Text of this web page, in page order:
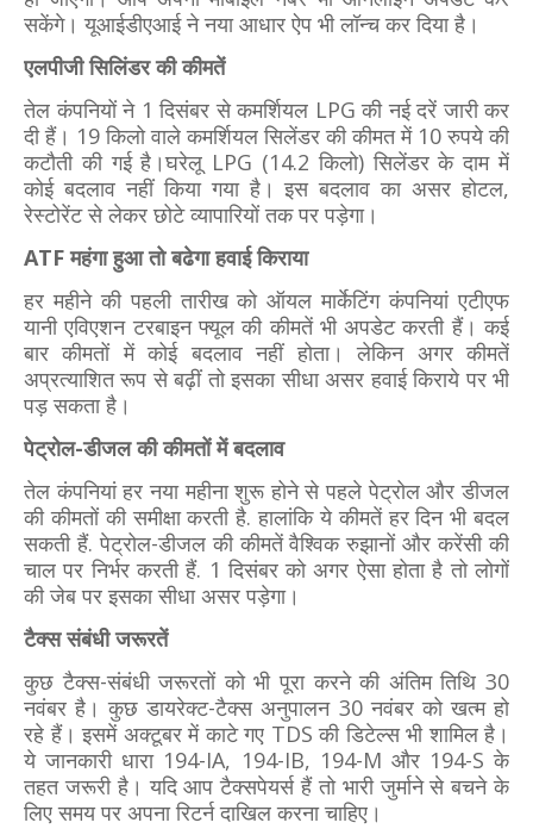
सकेंगे। यूआईडीएआई ने नया आधार ऐप भी लॉन्‍च कर दिया है।
एलपीजी सिलिंडर की कीमतें
तेल कंपनियों ने 1 दिसंबर से कमर्शियल LPG की नई दरें जारी कर
दी हैं। 19 किलो वाले कमर्शियल सिलेंडर की कीमत में 10 रुपये की
कटौती की गई है।घरेलू LPG (14.2 किलो) सिलेंडर के दाम में
कोई बदलाव नहीं किया गया है। इस बदलाव का असर होटल,
रेस्टोरेंट से लेकर छोटे व्यापारियों तक पर पड़ेगा।
ATF महंगा हुआ तो बढेगा हवाई किराया
हर महीने की पहली तारीख को ऑयल मार्केटिंग कंपनियां एटीएफ
यानी एविएशन टरबाइन फ्यूल की कीमतें भी अपडेट करती हैं। कई
बार कीमतों में कोई बदलाव नहीं होता। लेकिन अगर कीमतें
अप्रत्‍याशित रूप से बढ़ीं तो इसका सीधा असर हवाई किराये पर भी
पड़ सकता है।
पेट्रोल-डीजल की कीमतों में बदलाव
तेल कंपनियां हर नया महीना शुरू होने से पहले पेट्रोल और डीजल
की कीमतों की समीक्षा करती है. हालांकि ये कीमतें हर दिन भी बदल
सकती हैं. पेट्रोल-डीजल की कीमतें वैश्विक रुझानों और करेंसी की
चाल पर निर्भर करती हैं. 1 दिसंबर को अगर ऐसा होता है तो लोगों
की जेब पर इसका सीधा असर पड़ेगा।
टैक्‍स संबंधी जरूरतें
कुछ टैक्‍स-संबंधी जरूरतों को भी पूरा करने की अंतिम तिथि 30
नवंबर है। कुछ डायरेक्‍ट-टैक्‍स अनुपालन 30 नवंबर को खत्‍म हो
रहे हैं। इसमें अक्टूबर में काटे गए TDS की डिटेल्‍स भी शामिल है।
ये जानकारी धारा 194-IA, 194-IB, 194-M और 194-S के
तहत जरूरी है। यदि आप टैक्‍सपेयर्स हैं तो भारी जुर्माने से बचने के
लिए समय पर अपना रिटर्न दाखिल करना चाहिए।